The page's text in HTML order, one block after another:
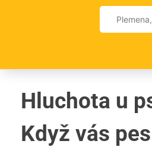
Vyhledávání
Hluchota u
Když vás